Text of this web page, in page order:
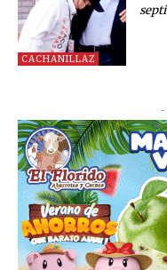
CACHANILLAZ
-